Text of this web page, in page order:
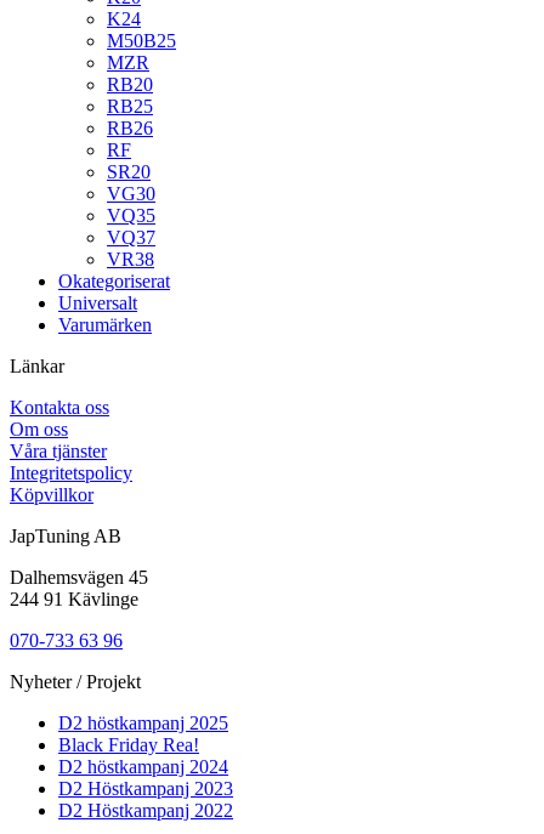
K24
M50B25
MZR
RB20
RB25
RB26
RF
SR20
VG30
VQ35
VQ37
VR38
Okategoriserat
Universalt
Varumärken
Länkar
Kontakta oss
Om oss
Våra tjänster
Integritetspolicy
Köpvillkor
JapTuning AB
Dalhemsvägen 45
244 91 Kävlinge
070-733 63 96
Nyheter / Projekt
D2 höstkampanj 2025
Black Friday Rea!
D2 höstkampanj 2024
D2 Höstkampanj 2023
D2 Höstkampanj 2022